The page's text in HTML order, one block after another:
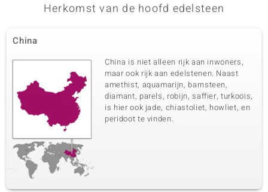
Herkomst van de hoofd edelsteen
China
China is niet alleen rijk aan inwoners,
maar ook rijk aan edelstenen. Naast
amethist, aquamarijn, barnsteen,
diamant, parels, robijn, saffier, turkoois,
is hier ook jade, chiastoliet, howliet, en
peridoot te vinden.